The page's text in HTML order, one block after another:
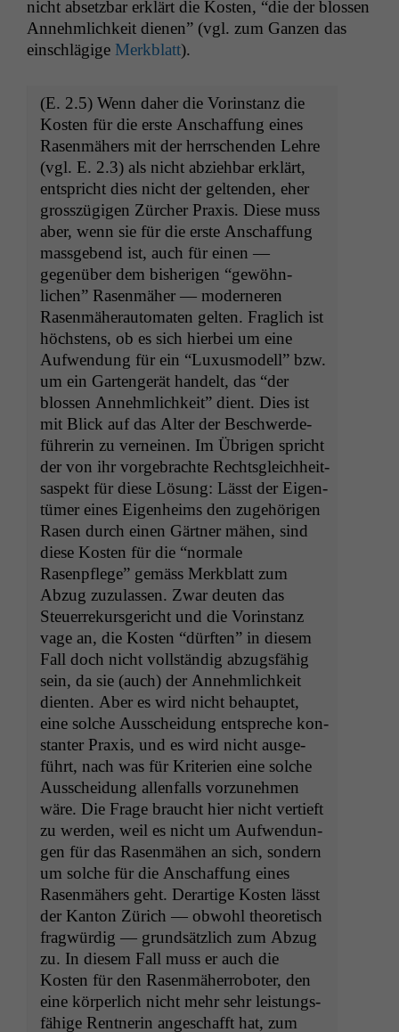
nicht abset­zbar erk­lärt die Kosten, “die der blossen
Annehm­lichkeit dienen” (vgl. zum Ganzen das
ein­schlägige Merk­blatt).
(E. 2.5) Wenn daher die Vorin­stanz die
Kosten für die erste Anschaf­fung eines
Rasen­mähers mit der herrschen­den Lehre
(vgl. E. 2.3) als nicht abziehbar erk­lärt,
entspricht dies nicht der gel­tenden, eher
grosszügi­gen Zürcher Prax­is. Diese muss
aber, wenn sie für die erste Anschaf­fung
mass­gebend ist, auch für einen —
gegenüber dem bish­eri­gen “gewöhn­
lichen” Rasen­mäher — mod­erneren
Rasen­mäher­auto­mat­en gel­ten. Fraglich ist
höch­stens, ob es sich hier­bei um eine
Aufwen­dung für ein “Luxu­s­mod­ell” bzw.
um ein Gartengerät han­delt, das “der
blossen Annehm­lichkeit” dient. Dies ist
mit Blick auf das Alter der Beschw­erde­
führerin zu verneinen. Im Übri­gen spricht
der von ihr vorge­brachte Rechts­gle­ich­heit­
saspekt für diese Lösung: Lässt der Eigen­
tümer eines Eigen­heims den zuge­höri­gen
Rasen durch einen Gärt­ner mähen, sind
diese Kosten für die “nor­male
Rasenpflege” gemäss Merk­blatt zum
Abzug zuzu­lassen. Zwar deuten das
Steuer­rekurs­gericht und die Vorin­stanz
vage an, die Kosten “dürften” in diesem
Fall doch nicht voll­ständig abzugs­fähig
sein, da sie (auch) der Annehm­lichkeit
dien­ten. Aber es wird nicht behauptet,
eine solche Auss­chei­dung entspreche kon­
stan­ter Prax­is, und es wird nicht aus­ge­
führt, nach was für Kri­te­rien eine solche
Auss­chei­dung allen­falls vorzunehmen
wäre. Die Frage braucht hier nicht ver­tieft
zu wer­den, weil es nicht um Aufwen­dun­
gen für das Rasen­mähen an sich, son­dern
um solche für die Anschaf­fung eines
Rasen­mähers geht. Der­ar­tige Kosten lässt
der Kan­ton Zürich — obwohl the­o­retisch
frag­würdig — grund­sät­zlich zum Abzug
zu. In diesem Fall muss er auch die
Kosten für den Rasen­mäher­ro­bot­er, den
eine kör­per­lich nicht mehr sehr leis­tungs­
fähige Rent­ner­in angeschafft hat, zum